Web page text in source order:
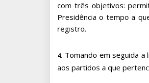
com três objetivos:
Presidência o tempo a
registro.
4. Tomando em seguida
aos partidos a que